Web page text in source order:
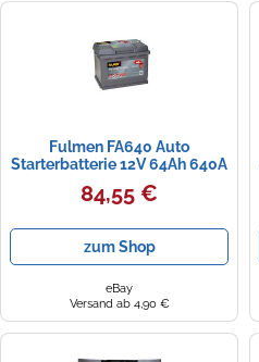
Fulmen FA640 Auto
Starterbatterie 12V 64Ah 640A
242x175x190mm Varta D15
84,55 €
zum Shop
eBay
Versand ab 4,90 €